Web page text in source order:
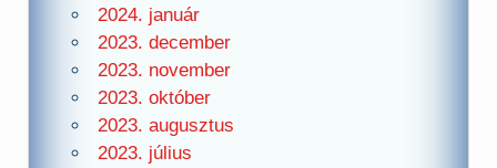
2024. január
2023. december
2023. november
2023. október
2023. augusztus
2023. július